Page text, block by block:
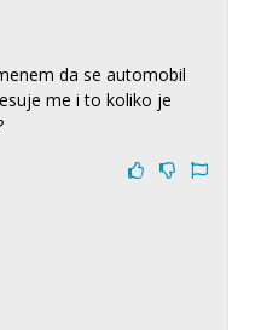
da se automobil
me i to koliko je